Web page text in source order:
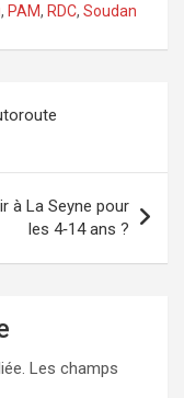
, PAM, RDC, Soudan
à La Seyne pour
les 4‑14 ans ?
Les champs